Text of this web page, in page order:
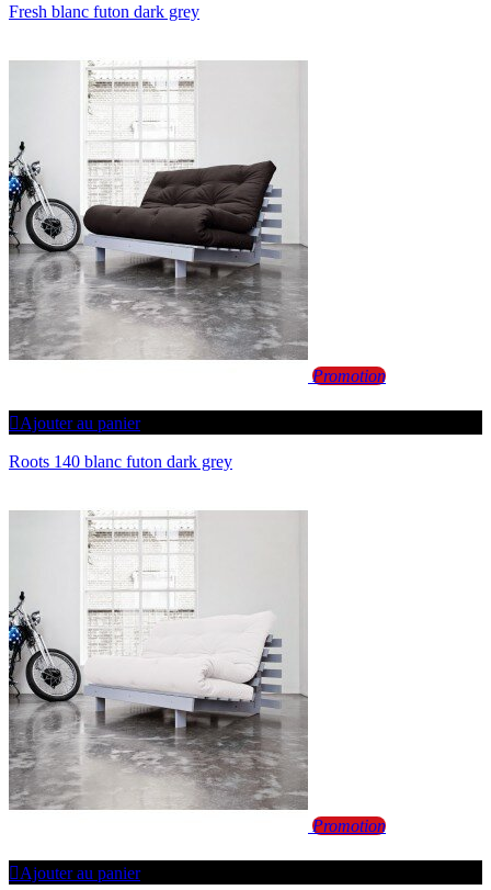
Fresh blanc futon dark grey
Promotion
Ajouter au panier
Roots 140 blanc futon dark grey
Promotion
Ajouter au panier